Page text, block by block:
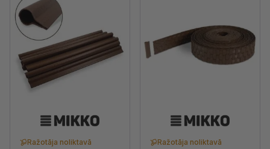
Ražotāja noliktavā Ražotāja noliktavā